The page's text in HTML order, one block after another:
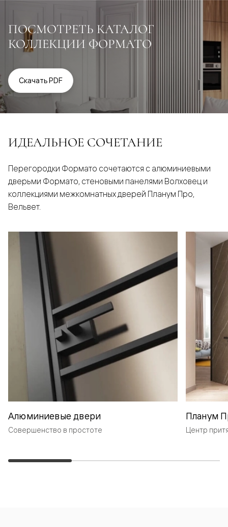
ПОСМОТРЕТЬ КАТАЛОГ
КОЛЛЕКЦИИ ФОРМАТО
Скачать PDF
ИДЕАЛЬНОЕ СОЧЕТАНИЕ
Перегородки Формато сочетаются с алюминиевыми
дверьми Формато, стеновыми панелями Волховец и
коллекциями межкомнатных дверей Планум Про,
Вельвет.
Алюминиевые двери
Совершенство в простоте
Планум
Центр